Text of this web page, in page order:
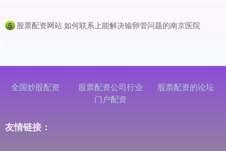
5 ​股票配资网站 如何联系上能解决输卵管问题的南京医院
全国炒股配资
股票配资公司行业
门户配资
股票配资的论坛
友情链接：